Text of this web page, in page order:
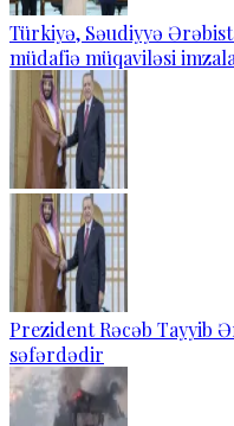
Türkiyə, Səudiyyə
müdafiə müqaviləsi
Prezident Rəcəb Tayyib
səfərdədir